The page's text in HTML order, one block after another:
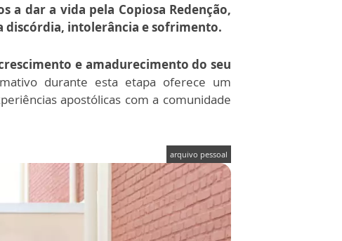
a dar a vida pela Copiosa Redenção,
discórdia, intolerância e sofrimento.
e amadurecimento do seu
durante esta etapa oferece um
apostólicas com a comunidade
arquivo pessoal